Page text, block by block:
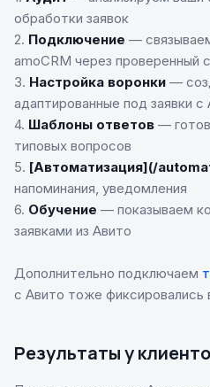
обработки заявок
2. Подключение —
amoCRM через проверенный
3. Настройка воронки —
адаптированные под заявки с
4. Шаблоны ответов —
типовых вопросов
5. [Автоматизация](/
напоминания, уведомления
6. Обучение — показываем
заявками из Авито
Дополнительно подключаем
с Авито тоже фиксировались
Результаты у